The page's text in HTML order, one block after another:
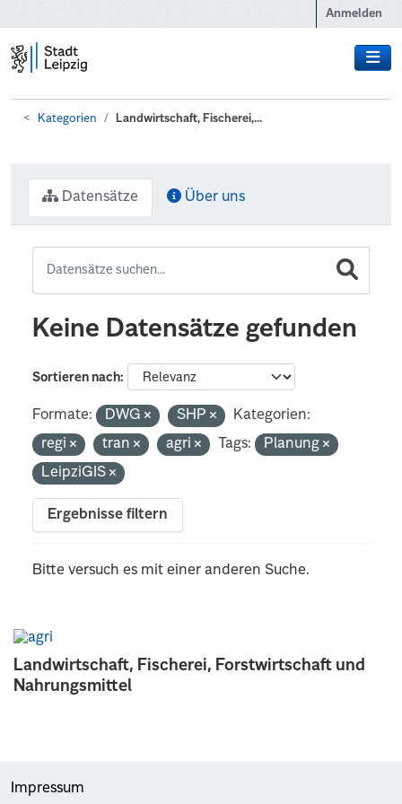
Anmelden
Kategorien Landwirtschaft, Fischerei,...
Landwirtschaft, Fischerei, Forstwirtschaft und
Nahrungsmittel
Datensätze Über uns
Keine Datensätze gefunden
Sortieren nach
Formate: DWG SHP
Kategorien:
regi
tran agri Tags:
Planung
LeipziGIS
Ergebnisse filtern
Bitte versuch es mit einer anderen Suche.
Impressum